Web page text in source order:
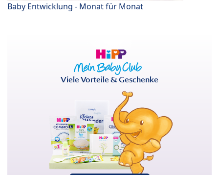
Baby Entwicklung - Monat für Monat
Viele Vorteile & Geschenke